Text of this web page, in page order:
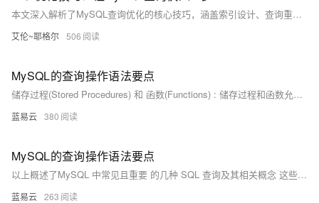
本文深入解析了MySQL查询优化的核心技巧，涵盖索引设计、查询重写、分页优化、批量操作、数据类型优化及性能监控等方面，帮助开发者显著提升数据库性能，解决慢查询问题，适用于高并发与大数据场景。
艾伦~耶格尔 506
MySQL的查询操作语法要点
储存过程(Stored Procedures) 和 函数(Functions) : 储存过程和函数允许用户编写 SQL 脚本执行复杂任务.
蓝易云 380
MySQL的查询操作语法要点
以上概述了MySQL 中常见且重要 的几种 SQL 查询及其相关概念 这些知识点对任何希望有效利用 MySQL 进行数据库管理工作者都至关重要
蓝易云 263